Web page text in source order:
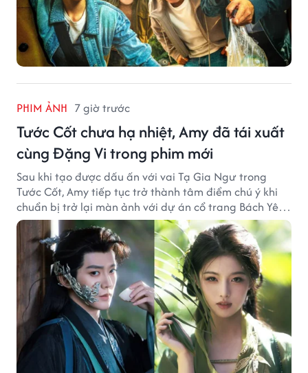
PHIM ẢNH 7 giờ trước
Tước Cốt chưa hạ nhiệt, Amy đã tái xuất
cùng Đặng Vi trong phim mới
Sau khi tạo được dấu ấn với vai Tạ Gia Ngư trong
Tước Cốt, Amy tiếp tục trở thành tâm điểm chú ý khi
chuẩn bị trở lại màn ảnh với dự án cổ trang Bách Yêu
Phổ.